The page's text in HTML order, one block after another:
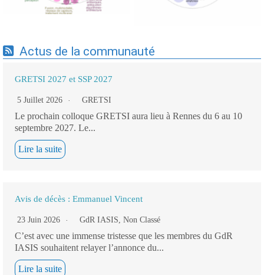
Actus de la communauté
GRETSI 2027 et SSP 2027
5 Juillet 2026 GRETSI
Le prochain colloque GRETSI aura lieu à Rennes du 6 au 10
septembre 2027. Le...
Lire la suite
Avis de décès : Emmanuel Vincent
23 Juin 2026 GdR IASIS, Non Classé
C’est avec une immense tristesse que les membres du GdR
IASIS souhaitent relayer l’annonce du...
Lire la suite